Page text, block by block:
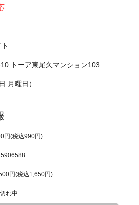
トーア東尾久マンション103
月曜日）
円(税込990円)
円(税込1,650円)
れ中